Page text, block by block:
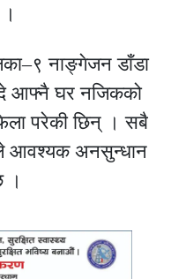
नाङ्गेजन डाँडा
आफ्नै घर नजिकको
परेकी छिन् । सबै
आवश्यक अनसुन्धान
।